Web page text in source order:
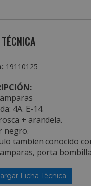
19110125
4A. E-14.
+ arandela.
negro.
tambien conocido
porta
Ficha Técnica